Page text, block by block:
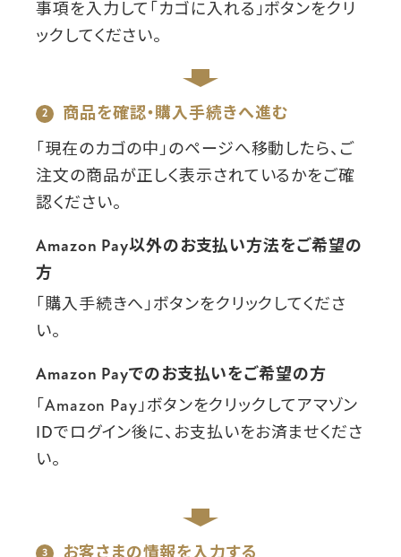
事項を入力して「カゴに入れる」ボタンをクリ
ックしてください。
商品を確認・購入手続きへ進む
「現在のカゴの中」のページへ移動したら、ご
注文の商品が正しく表示されているかをご確
認ください。
Amazon Pay以外のお支払い方法をご希望の
方
「購入手続きへ」ボタンをクリックしてくださ
い。
Amazon Payでのお支払いをご希望の方
「Amazon Pay」ボタンをクリックしてアマゾン
IDでログイン後に、お支払いをお済ませくださ
い。